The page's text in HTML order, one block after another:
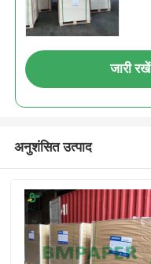
जारी रखें
अनुशंसित उत्पाद